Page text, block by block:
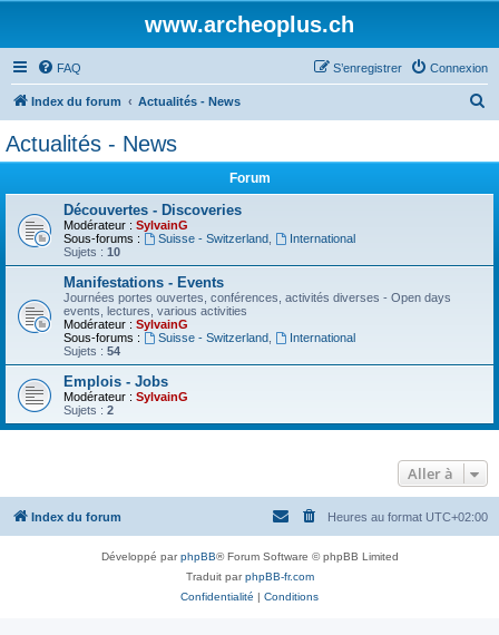
www.archeoplus.ch
FAQ Connexion
S’enregistrer
Index du forum Actualités - News
Actualités - News
Forum
Découvertes - Discoveries
Modérateur : SylvainG
Sous-forums :
Suisse - Switzerland,
International
Sujets : 10
Manifestations - Events
Journées portes ouvertes, conférences, activités diverses - Open days
events, lectures, various activities
Modérateur : SylvainG
Sous-forums :
Suisse - Switzerland,
International
Sujets : 54
Emplois - Jobs
Modérateur : SylvainG
Sujets : 2
Aller à
Index du forum Heures au format UTC+02:00
Développé parphpBB® Forum Software © phpBB Limited
Traduit parphpBB-fr.com
Confidentialité | Conditions